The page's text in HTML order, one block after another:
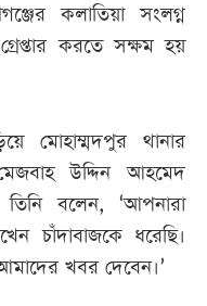
কলাতিয়া সংলগ্ন
করতে সক্ষম হয়
মোহাম্মদপুর থানার
উদ্দিন আহমেদ
তিনি বলেন, ‘আপনারা
চাঁদাবাজকে ধরেছি।
খবর দেবেন।’